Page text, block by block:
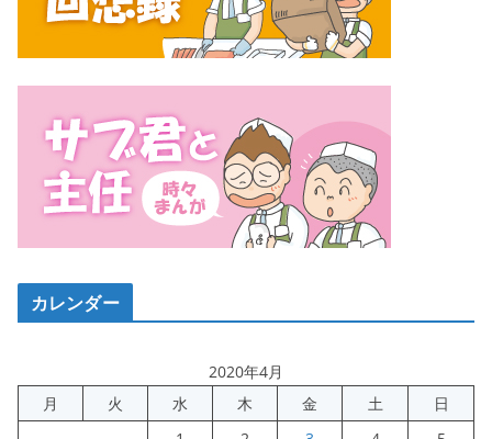
カレンダー
2020年4月
月
火 水 木 金 土
日